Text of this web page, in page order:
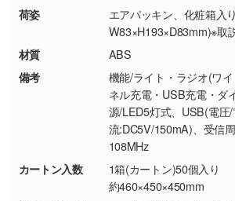
使いたいです
シンプルな背景のデータや、使い
ター部分の輪郭がはっきりしてい
り抜き処理が可能です。→
詳しく
・持っているデータの背景が足り
しの作り方が分からない
印刷したいデータが印刷範囲より
合、シンプルな色・柄の背景であ
詳しく見る
荷姿
エアパッキン、化粧箱入
W83×H193×D83mm)※取
材質
ABS
備考
機能/ライト・ラジオ(ワ
ネル充電・USB充電・ダ
源/LED5灯式、USB(電圧
流:DC5V/150mA)、受信
108MHz
カートン入数
1箱(カートン)50個入り
約460×450×450mm